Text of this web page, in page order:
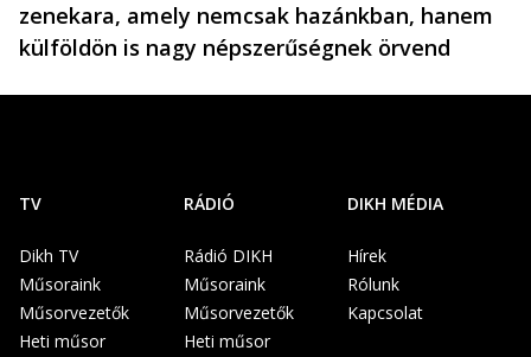
zenekara, amely nemcsak hazánkban, hanem
külföldön is nagy népszerűségnek örvend
TV
Dikh TV
Műsoraink
Műsorvezetők
Heti műsor
RÁDIÓ
Rádió DIKH
Műsoraink
Műsorvezetők
Heti műsor
DIKH MÉDIA
Hírek
Rólunk
Kapcsolat